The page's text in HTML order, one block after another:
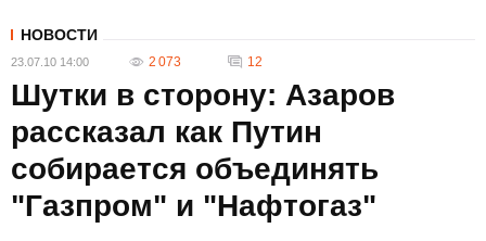
НОВОСТИ
23.07.10 14:00 2 073 12
Шутки в сторону: Азаров
рассказал как Путин
собирается объединять
"Газпром" и "Нафтогаз"